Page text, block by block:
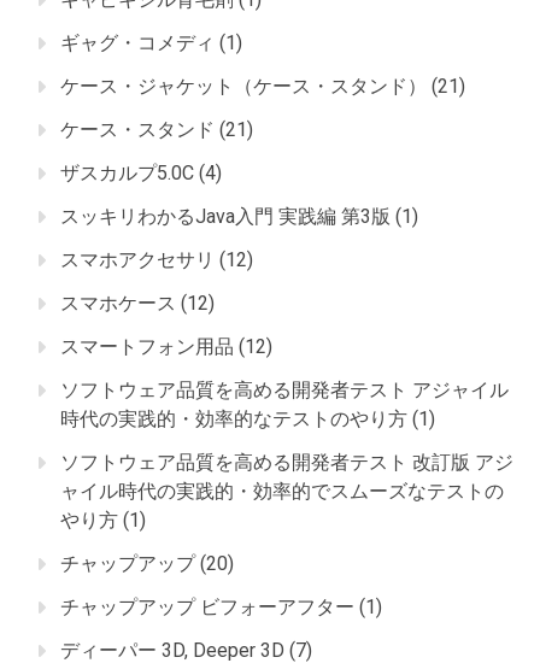
ギャグ・コメディ (1)
ケース・ジャケット（ケース・スタンド）
(21)
ケース・スタンド (21)
ザスカルプ5.0C (4)
スッキリわかるJava入門 実践編 第3版 (1)
スマホアクセサリ (12)
スマホケース (12)
スマートフォン用品 (12)
ソフトウェア品質を高める開発者テスト アジャイル
時代の実践的・効率的なテストのやり方 (1)
ソフトウェア品質を高める開発者テスト 改訂版 アジ
ャイル時代の実践的・効率的でスムーズなテストの
やり方 (1)
チャップアップ(20)
チャップアップ ビフォーアフター (1)
ディーパー 3D, Deeper 3D (7)